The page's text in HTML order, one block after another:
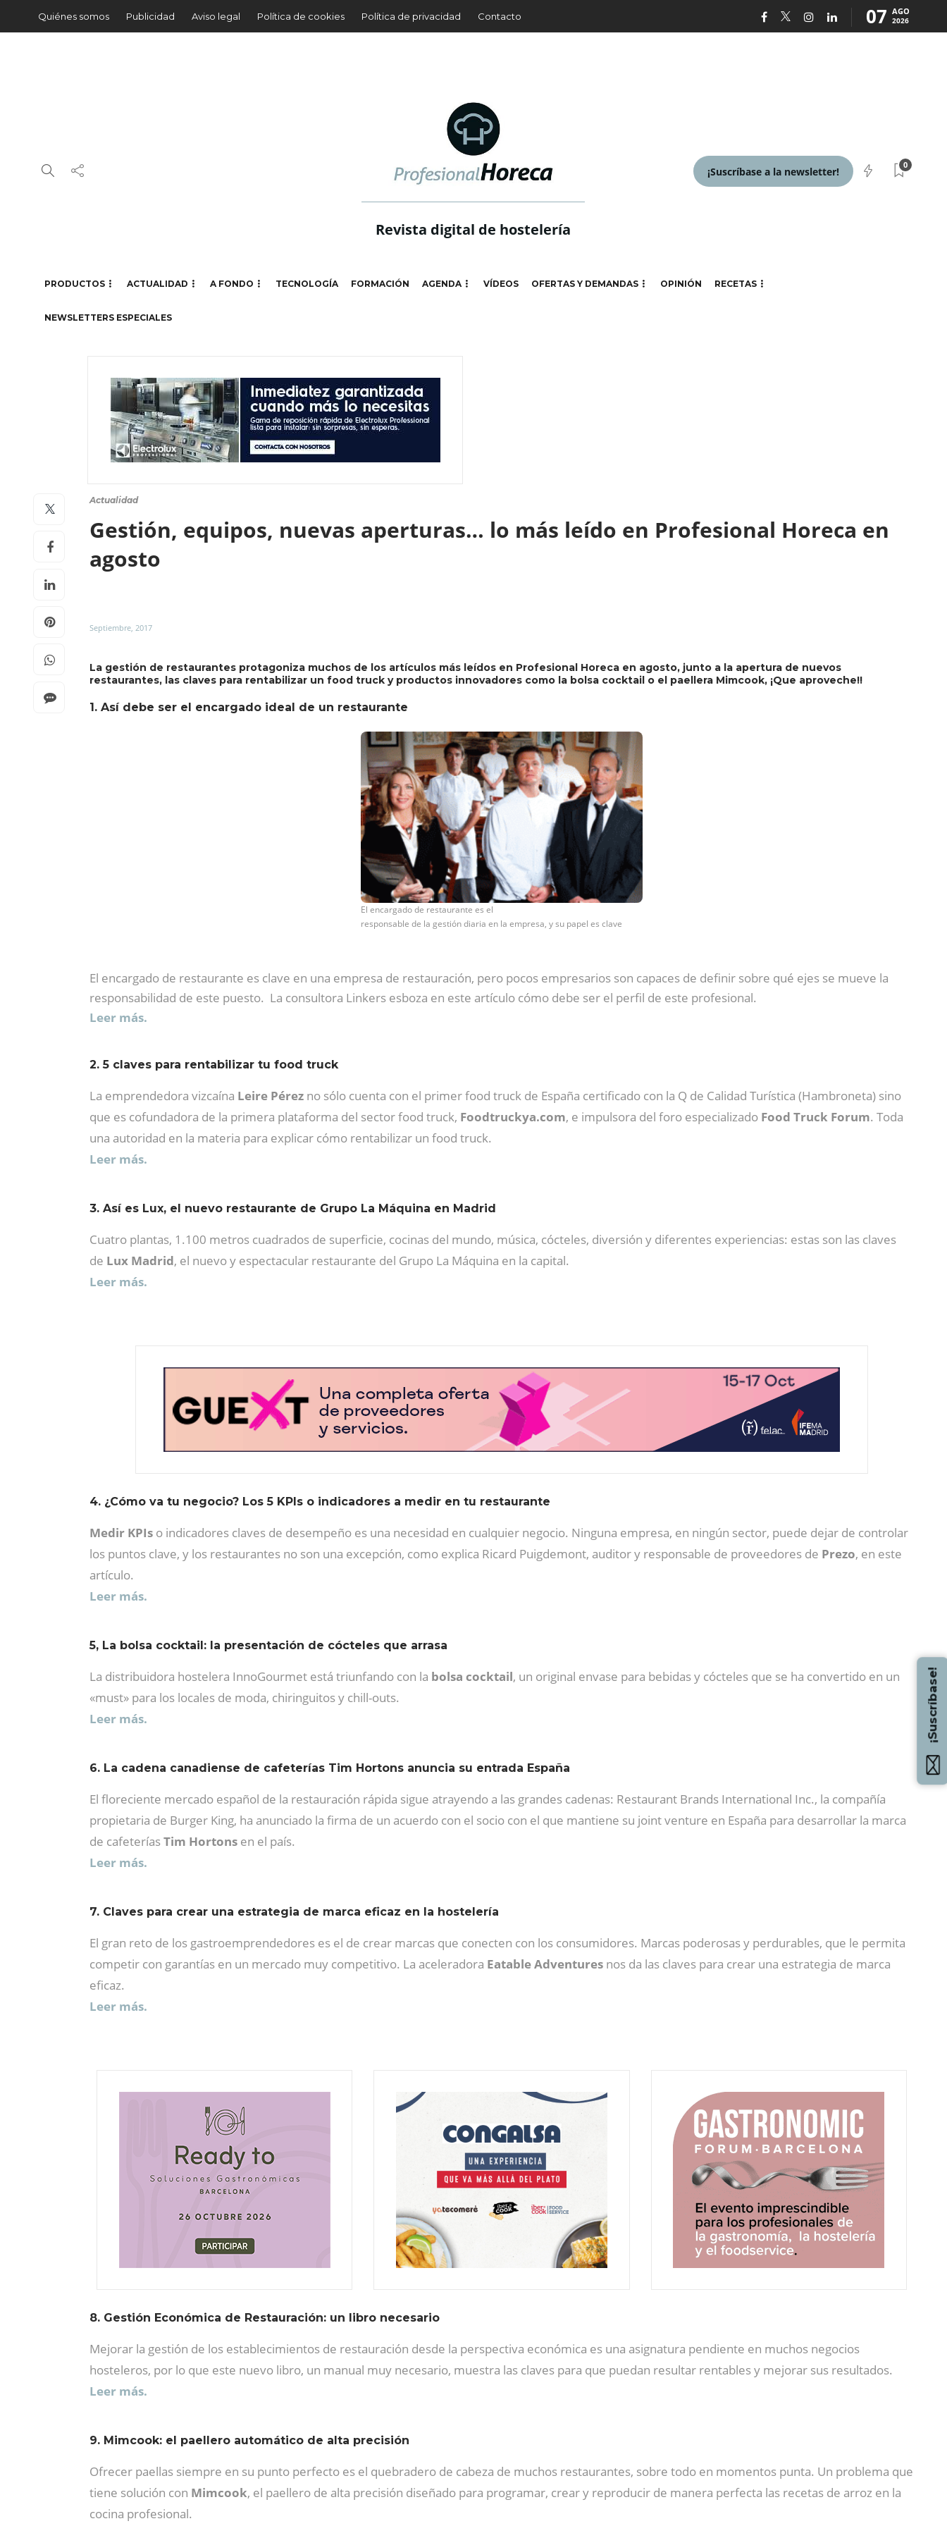
Quiénes somos Publicidad Aviso legal Política de cookies Política de privacidad Contacto 07 AGO
2026
Revista digital de hostelería
¡Suscríbase a la newsletter!
0
PRODUCTOS ACTUALIDAD A FONDO TECNOLOGÍA FORMACIÓN AGENDA VÍDEOS OFERTAS Y DEMANDAS OPINIÓN RECETAS
NEWSLETTERS ESPECIALES
Actualidad
Gestión, equipos, nuevas aperturas… lo más leído en Profesional Horeca en
agosto
Septiembre, 2017
La gestión de restaurantes protagoniza muchos de los artículos más leídos en Profesional Horeca en agosto, junto a la apertura de nuevos
restaurantes, las claves para rentabilizar un food truck y productos innovadores como la bolsa cocktail o el paellera Mimcook, ¡Que aproveche!!
1. Así debe ser el encargado ideal de un restaurante
El encargado de restaurante es el
responsable de la gestión diaria en la empresa, y su papel es clave
El encargado de restaurante es clave en una empresa de restauración, pero pocos empresarios son capaces de definir sobre qué ejes se mueve la
responsabilidad de este puesto. La consultora Linkers esboza en este artículo cómo debe ser el perfil de este profesional.
Leer más.
2. 5 claves para rentabilizar tu food truck
La emprendedora vizcaína Leire Pérez no sólo cuenta con el primer food truck de España certificado con la Q de Calidad Turística (Hambroneta) sino
que es cofundadora de la primera plataforma del sector food truck, Foodtruckya.com, e impulsora del foro especializado Food Truck Forum. Toda
una autoridad en la materia para explicar cómo rentabilizar un food truck.
Leer más.
3. Así es Lux, el nuevo restaurante de Grupo La Máquina en Madrid
Cuatro plantas, 1.100 metros cuadrados de superficie, cocinas del mundo, música, cócteles, diversión y diferentes experiencias: estas son las claves
de Lux Madrid, el nuevo y espectacular restaurante del Grupo La Máquina en la capital.
Leer más.
4. ¿Cómo va tu negocio? Los 5 KPIs o indicadores a medir en tu restaurante
Medir KPIs o indicadores claves de desempeño es una necesidad en cualquier negocio. Ninguna empresa, en ningún sector, puede dejar de controlar
los puntos clave, y los restaurantes no son una excepción, como explica Ricard Puigdemont, auditor y responsable de proveedores de Prezo, en este
artículo.
Leer más.
5, La bolsa cocktail: la presentación de cócteles que arrasa
La distribuidora hostelera InnoGourmet está triunfando con la bolsa cocktail, un original envase para bebidas y cócteles que se ha convertido en un
«must» para los locales de moda, chiringuitos y chill-outs.
Leer más.
6. La cadena canadiense de cafeterías Tim Hortons anuncia su entrada España
El floreciente mercado español de la restauración rápida sigue atrayendo a las grandes cadenas: Restaurant Brands International Inc., la compañía
propietaria de Burger King, ha anunciado la firma de un acuerdo con el socio con el que mantiene su joint venture en España para desarrollar la marca
de cafeteríasTim Hortons en el país.
Leer más.
7. Claves para crear una estrategia de marca eficaz en la hostelería
El gran reto de los gastroemprendedores es el de crear marcas que conecten con los consumidores. Marcas poderosas y perdurables, que le permita
competir con garantías en un mercado muy competitivo. La aceleradora Eatable Adventures nos da las claves para crear una estrategia de marca
eficaz.
Leer más.
8. Gestión Económica de Restauración: un libro necesario
Mejorar la gestión de los establecimientos de restauración desde la perspectiva económica es una asignatura pendiente en muchos negocios
hosteleros, por lo que este nuevo libro, un manual muy necesario, muestra las claves para que puedan resultar rentables y mejorar sus resultados.
Leer más.
9. Mimcook: el paellero automático de alta precisión
Ofrecer paellas siempre en su punto perfecto es el quebradero de cabeza de muchos restaurantes, sobre todo en momentos punta. Un problema que
tiene solución con Mimcook, el paellero de alta precisión diseñado para programar, crear y reproducir de manera perfecta las recetas de arroz en la
cocina profesional.
¡Suscríbase!